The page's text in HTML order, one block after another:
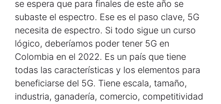
se espera que para finales de este año se
subaste el espectro. Ese es el paso clave, 5G
necesita de espectro. Si todo sigue un curso
lógico, deberíamos poder tener 5G en
Colombia en el 2022. Es un país que tiene
todas las características y los elementos para
beneficiarse del 5G. Tiene escala, tamaño,
industria, ganadería, comercio, competitividad